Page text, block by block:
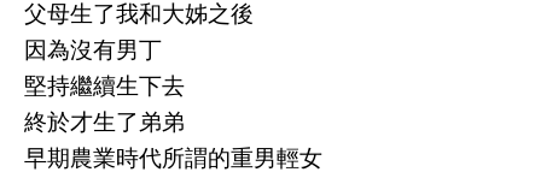
父母生了我和大姊之後
因為沒有男丁
堅持繼續生下去
終於才生了弟弟
早期農業時代所謂的重男輕女